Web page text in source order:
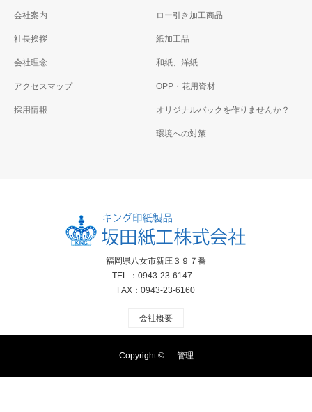
会社案内
社長挨拶
会社理念
アクセスマップ
採用情報
ロー引き加工商品
紙加工品
和紙、洋紙
OPP・花用資材
オリジナルバックを作りませんか？
環境への対策
福岡県八女市新庄３９７番
TEL ：0943-23-6147
FAX：0943-23-6160
会社概要
Copyright © 管理